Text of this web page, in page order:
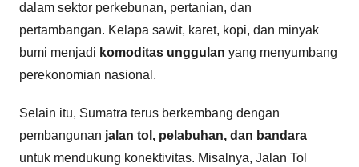
dalam sektor perkebunan, pertanian, dan
pertambangan. Kelapa sawit, karet, kopi, dan minyak
bumi menjadi komoditas unggulan yang menyumbang
perekonomian nasional.
Selain itu, Sumatra terus berkembang dengan
pembangunan jalan tol, pelabuhan, dan bandara
untuk mendukung konektivitas. Misalnya, Jalan Tol